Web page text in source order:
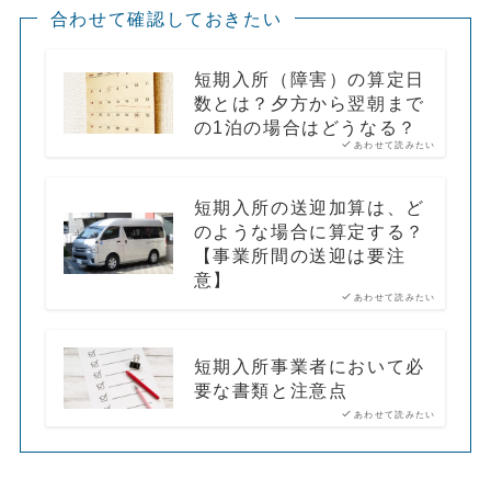
合わせて確認しておきたい
あわせて読みたい
短期入所（障害）の算定日
数とは？夕方から翌朝まで
の1泊の場合はどうなる？
あわせて読みたい
短期入所の送迎加算は、ど
のような場合に算定する？
【事業所間の送迎は要注
意】
あわせて読みたい
短期入所事業者において必
要な書類と注意点